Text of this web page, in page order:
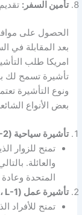
تأمين السفر:
الحصول على
بعد المقابلة في
امريكا طلب
تأشيرة تسمح لك
ونوع التأشيرة
بعض الأنواع
تأشيرة سياحية (B-2):
تمنح للزوار
والعائلة.
المتحدة
تأشيرة عمل (H-1B، L-1):
تمنح للأفراد